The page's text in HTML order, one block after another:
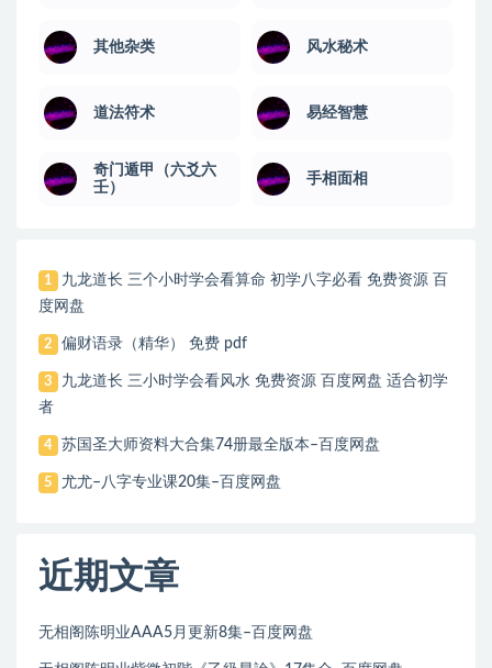
其他杂类 风水秘术
道法符术 易经智慧
奇门遁甲（六爻六
壬）
手相面相
1
九龙道长 三个小时学会看算命 初学八字必看 免费资源 百
度网盘
2 偏财语录（精华） 免费 pdf
3
九龙道长 三小时学会看风水 免费资源 百度网盘 适合初学
者
4 苏国圣大师资料大合集74册最全版本–百度网盘
5 尤尤–八字专业课20集–百度网盘
近期文章
无相阁陈明业AAA5月更新8集–百度网盘